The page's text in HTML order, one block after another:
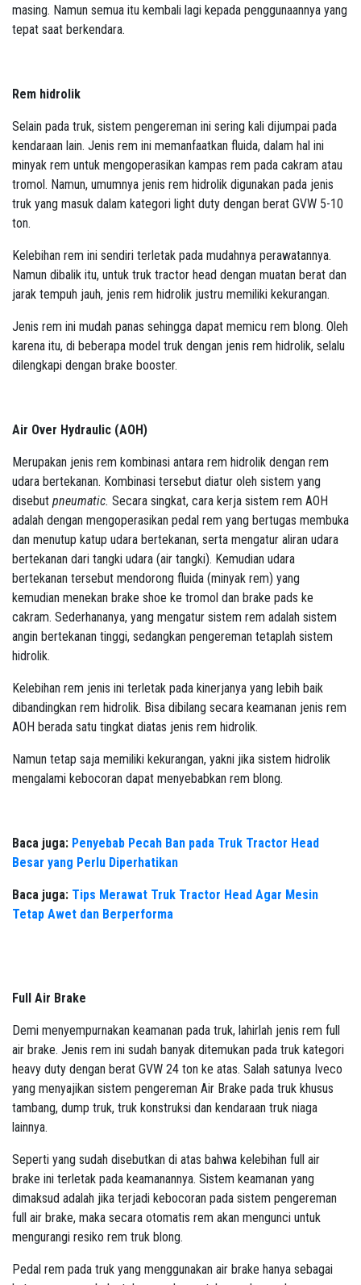
masing. Namun semua itu kembali lagi kepada penggunaannya yang
tepat saat berkendara.
Rem hidrolik
Selain pada truk, sistem pengereman ini sering kali dijumpai pada
kendaraan lain. Jenis rem ini memanfaatkan fluida, dalam hal ini
minyak rem untuk mengoperasikan kampas rem pada cakram atau
tromol. Namun, umumnya jenis rem hidrolik digunakan pada jenis
truk yang masuk dalam kategori light duty dengan berat GVW 5-10
ton.
Kelebihan rem ini sendiri terletak pada mudahnya perawatannya.
Namun dibalik itu, untuk truk tractor head dengan muatan berat dan
jarak tempuh jauh, jenis rem hidrolik justru memiliki kekurangan.
Jenis rem ini mudah panas sehingga dapat memicu rem blong. Oleh
karena itu, di beberapa model truk dengan jenis rem hidrolik, selalu
dilengkapi dengan brake booster.
Air Over Hydraulic (AOH)
Merupakan jenis rem kombinasi antara rem hidrolik dengan rem
udara bertekanan. Kombinasi tersebut diatur oleh sistem yang
disebut pneumatic. Secara singkat, cara kerja sistem rem AOH
adalah dengan mengoperasikan pedal rem yang bertugas membuka
dan menutup katup udara bertekanan, serta mengatur aliran udara
bertekanan dari tangki udara (air tangki). Kemudian udara
bertekanan tersebut mendorong fluida (minyak rem) yang
kemudian menekan brake shoe ke tromol dan brake pads ke
cakram. Sederhananya, yang mengatur sistem rem adalah sistem
angin bertekanan tinggi, sedangkan pengereman tetaplah sistem
hidrolik.
Kelebihan rem jenis ini terletak pada kinerjanya yang lebih baik
dibandingkan rem hidrolik. Bisa dibilang secara keamanan jenis rem
AOH berada satu tingkat diatas jenis rem hidrolik.
Namun tetap saja memiliki kekurangan, yakni jika sistem hidrolik
mengalami kebocoran dapat menyebabkan rem blong.
Baca juga: Penyebab Pecah Ban pada Truk Tractor Head
Besar yang Perlu Diperhatikan
Baca juga: Tips Merawat Truk Tractor Head Agar Mesin
Tetap Awet dan Berperforma
Full Air Brake
Demi menyempurnakan keamanan pada truk, lahirlah jenis rem full
air brake. Jenis rem ini sudah banyak ditemukan pada truk kategori
heavy duty dengan berat GVW 24 ton ke atas. Salah satunya Iveco
yang menyajikan sistem pengereman Air Brake pada truk khusus
tambang, dump truk, truk konstruksi dan kendaraan truk niaga
lainnya.
Seperti yang sudah disebutkan di atas bahwa kelebihan full air
brake ini terletak pada keamanannya. Sistem keamanan yang
dimaksud adalah jika terjadi kebocoran pada sistem pengereman
full air brake, maka secara otomatis rem akan mengunci untuk
mengurangi resiko rem truk blong.
Pedal rem pada truk yang menggunakan air brake hanya sebagai